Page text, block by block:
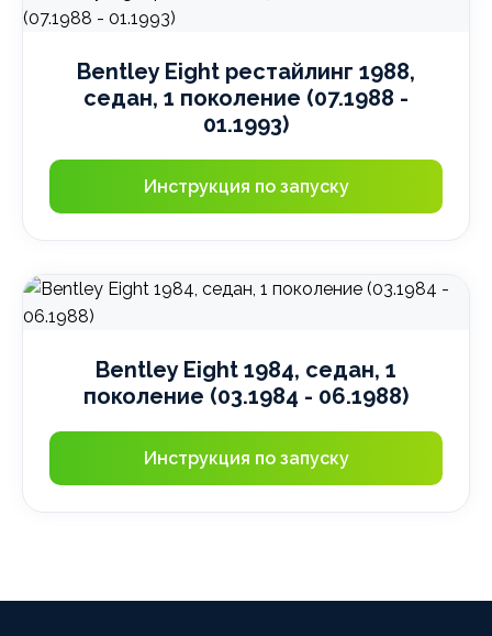
Bentley Eight рестайлинг 1988,
седан, 1 поколение (07.1988 -
01.1993)
Инструкция по запуску
Bentley Eight 1984, седан, 1
поколение (03.1984 - 06.1988)
Инструкция по запуску